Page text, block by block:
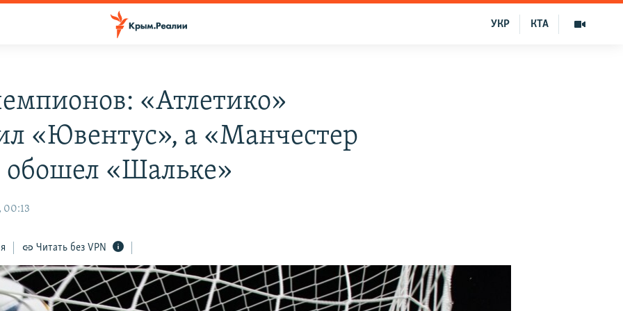
КТА
УКР
«Атлетико»
«Ювентус», а «Манчестер
обошел «Шальке»
00:13
Читать без VPN